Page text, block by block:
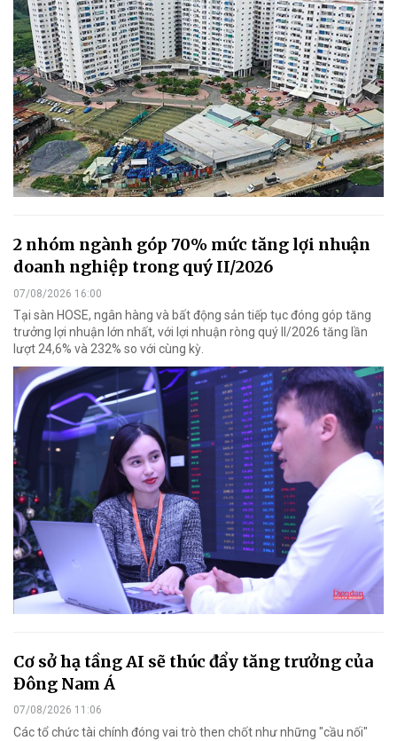
2 nhóm ngành góp 70% mức tăng lợi nhuận
doanh nghiệp trong quý II/2026
07/08/2026 16:00
Tại sàn HOSE, ngân hàng và bất động sản tiếp tục đóng góp tăng
trưởng lợi nhuận lớn nhất, với lợi nhuận ròng quý II/2026 tăng lần
lượt 24,6% và 232% so với cùng kỳ.
Cơ sở hạ tầng AI sẽ thúc đẩy tăng trưởng của
Đông Nam Á
07/08/2026 11:06
Các tổ chức tài chính đóng vai trò then chốt như những "cầu nối"